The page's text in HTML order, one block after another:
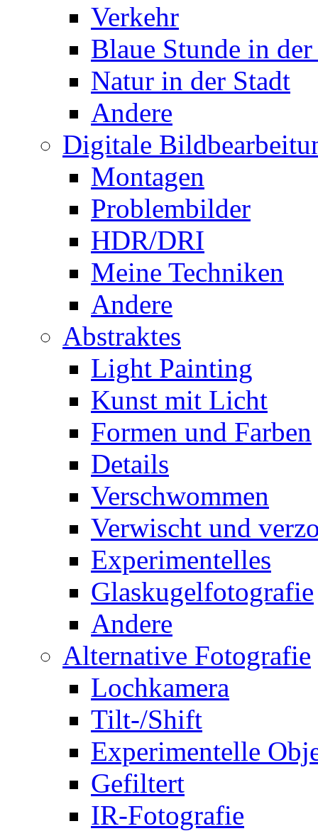
Verkehr
Blaue Stunde in
Natur in der Stadt
Andere
Digitale
Montagen
Problembilder
HDR/DRI
Meine Techniken
Andere
Abstraktes
Light Painting
Kunst mit Licht
Formen und Farben
Details
Verschwommen
Verwischt und
Experimentelles
Glaskugelfotografie
Andere
Alternative Fotografie
Lochkamera
Tilt-/Shift
Experimentelle
Gefiltert
IR-Fotografie